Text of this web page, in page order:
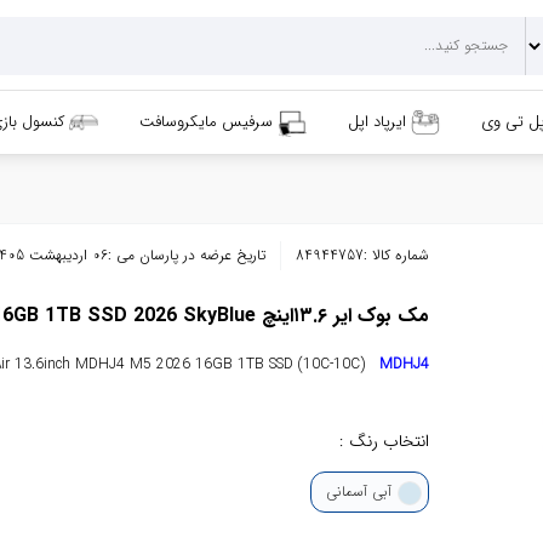
تی وی ایرپاد اپل سرفیس مایکروسافت کنسول
شماره کالا :84944757 تاریخ عرضه در پارسان می :06 اردیبهشت 1405
مک بوک ایر ۱۳.۶اینچ Macbook Air MDHJ4 M5 16GB 1TB SSD 2026 SkyBlue
13.6inch MDHJ4 M5 2026 16GB 1TB SSD (10C-10C) MDHJ4
انتخاب رنگ :
آبی آسمانی